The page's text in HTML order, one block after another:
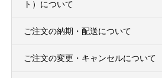
ト）について
ご注文の納期・配送について
ご注文の変更・キャンセルについて